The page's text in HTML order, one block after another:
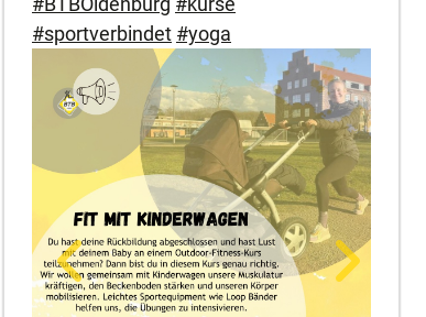
#sportverbindet #yoga